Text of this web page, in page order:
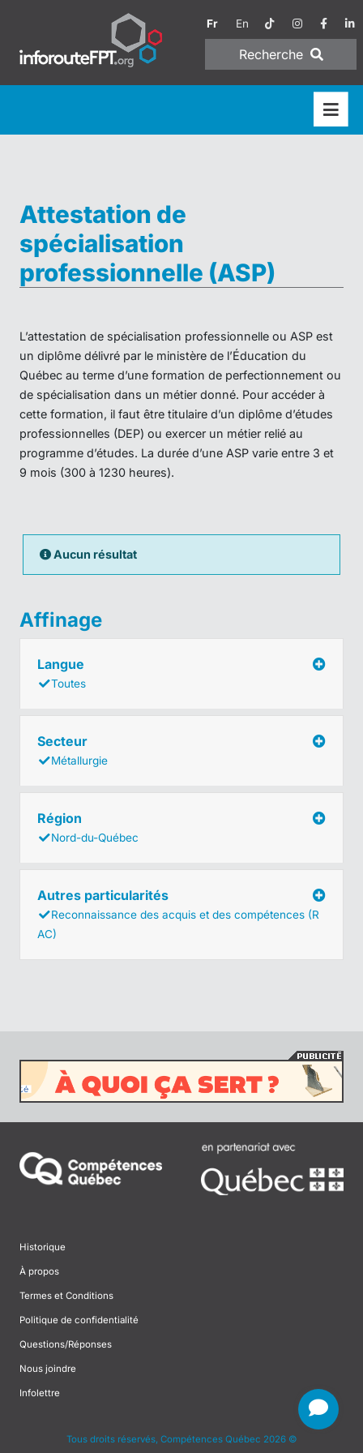
Fr En
Recherche
Attestation de
spécialisation
professionnelle (ASP)
L’attestation de spécialisation professionnelle ou ASP est
un diplôme délivré par le ministère de l’Éducation du
Québec au terme d’une formation de perfectionnement ou
de spécialisation dans un métier donné. Pour accéder à
cette formation, il faut être titulaire d’un diplôme d’études
professionnelles (DEP) ou exercer un métier relié au
programme d’études. La durée d’une ASP varie entre 3 et
9 mois (300 à 1230 heures).
Aucun résultat
Affinage
Langue
Toutes
Secteur
Métallurgie
Région
Nord-du-Québec
Autres particularités
Reconnaissance des acquis et des compétences (R
AC)
Historique
À propos
Termes et Conditions
Politique de confidentialité
Questions/Réponses
Nous joindre
Infolettre
Tous droits réservés, Compétences Québec 2026 ©